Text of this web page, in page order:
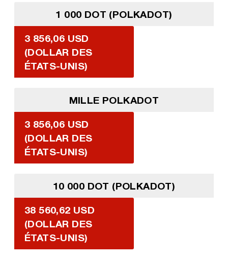
1 000 DOT (POLKADOT)
3 856,06 USD
(DOLLAR DES
ÉTATS-UNIS)
MILLE POLKADOT
3 856,06 USD
(DOLLAR DES
ÉTATS-UNIS)
10 000 DOT (POLKADOT)
38 560,62 USD
(DOLLAR DES
ÉTATS-UNIS)